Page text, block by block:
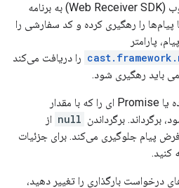
کیت توسعه نرم‌افزاری گیرنده وب (Web Receiver SDK) به برنامه
را رهگیری کرده و کد سفارشی را
پارامتر
را دریافت می‌کند
باید رهگیری شود.
رهگیر باید درخواست اصلاح‌شده یا Promise ای را که با مقدار
برگرداندن null از
پیام جلوگیری می‌کند. برای جزئیات
کنید.
درخواست بارگذاری را تغییر دهید،